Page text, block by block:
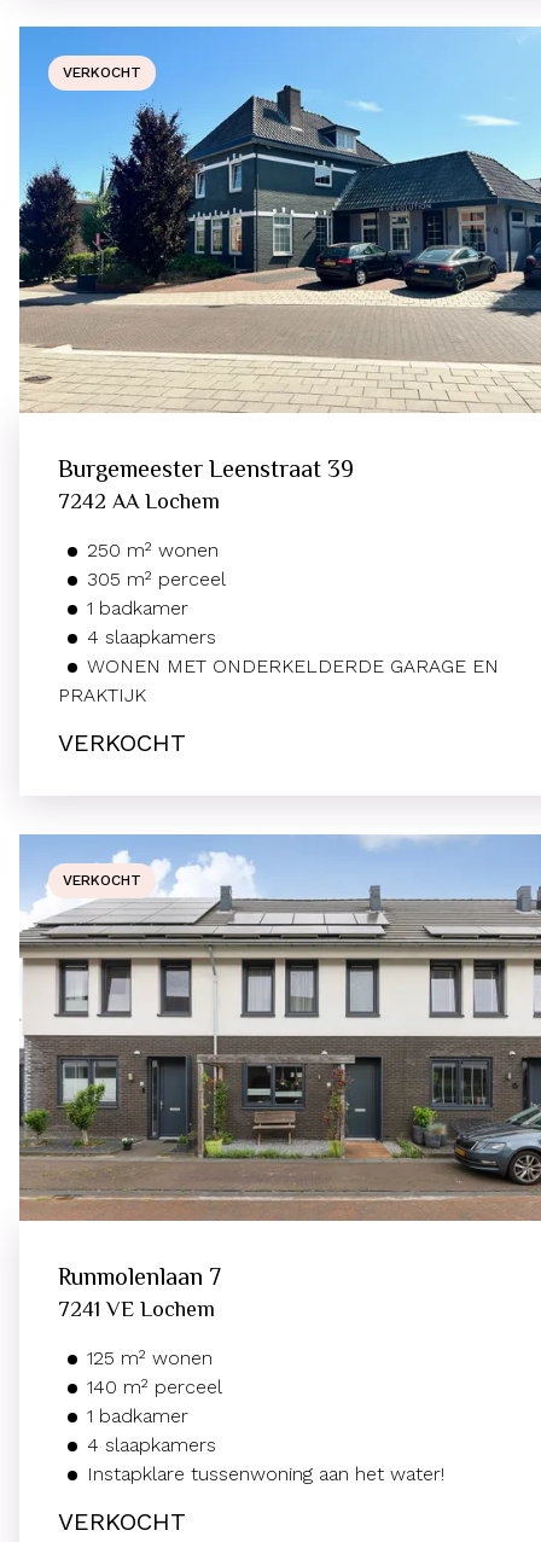
VERKOCHT
Burgemeester Leenstraat 39
7242 AA Lochem
250 m² wonen
305 m² perceel
1 badkamer
4 slaapkamers
WONEN MET ONDERKELDERDE GARAGE EN
PRAKTIJK
VERKOCHT
VERKOCHT
Runmolenlaan 7
7241 VE Lochem
125 m² wonen
140 m² perceel
1 badkamer
4 slaapkamers
Instapklare tussenwoning aan het water!
VERKOCHT